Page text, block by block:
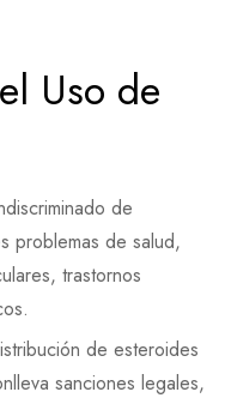
Uso de
de
problemas de salud,
trastornos
de esteroides
sanciones legales,